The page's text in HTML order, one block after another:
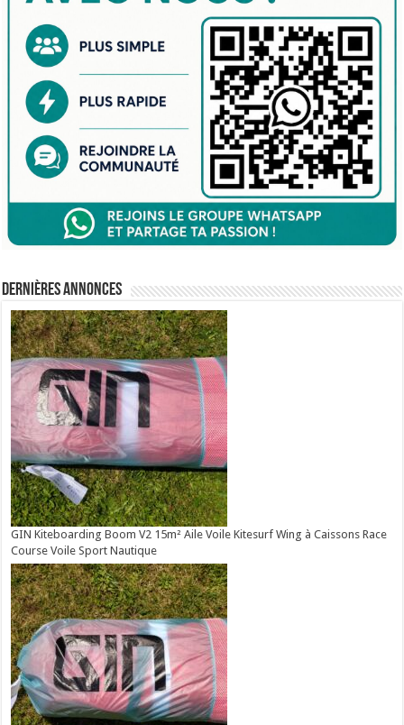
Dernières annonces
GIN Kiteboarding Boom V2 15m² Aile Voile Kitesurf Wing à Caissons Race
Course Voile Sport Nautique